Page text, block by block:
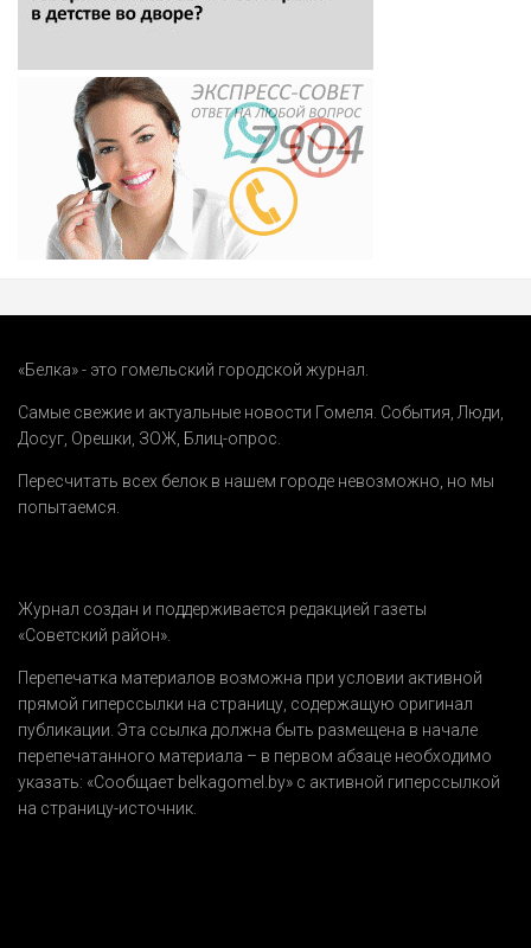
«Белка» - это гомельский городской журнал.
Самые свежие и актуальные новости Гомеля. События Люди
Досуг Орешки ЗОЖ Блиц-опрос
Пересчитать всех белок в нашем городе невозможно, но мы
попытаемся.
Журнал создан и поддерживается редакцией газеты
«Советский район».
Перепечатка материалов возможна при условии активной
прямой гиперссылки на страницу, содержащую оригинал
публикации. Эта ссылка должна быть размещена в начале
перепечатанного материала – в первом абзаце необходимо
указать: «Сообщает belkagomel.by» с активной гиперссылкой
на страницу-источник.